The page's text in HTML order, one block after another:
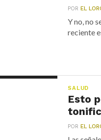
POREL
Y no, no
reciente
SALUD
Esto
POREL